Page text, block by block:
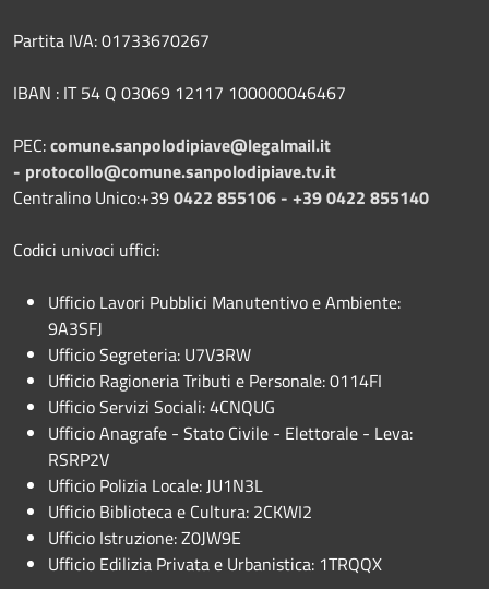
Partita IVA: 01733670267
IBAN : IT 54 Q 03069 12117 100000046467
PEC:comune.sanpolodipiave@legalmail.it
- protocollo@comune.sanpolodipiave.tv.it
Centralino Unico:+39 0422 855106 - +39 0422 855140
Codici univoci uffici:
Ufficio Lavori Pubblici Manutentivo e Ambiente:
9A3SFJ
Ufficio Segreteria: U7V3RW
Ufficio Ragioneria Tributi e Personale: 0114FI
Ufficio Servizi Sociali: 4CNQUG
Ufficio Anagrafe - Stato Civile - Elettorale - Leva:
RSRP2V
Ufficio Polizia Locale: JU1N3L
Ufficio Biblioteca e Cultura: 2CKWI2
Ufficio Istruzione: Z0JW9E
Ufficio Edilizia Privata e Urbanistica: 1TRQQX